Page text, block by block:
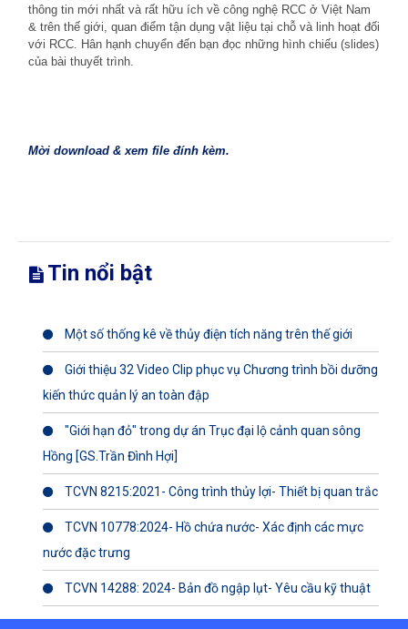
thông tin mới nhất và rất hữu ích về công nghệ RCC ở Việt Nam
& trên thế giới, quan điểm tận dụng vật liệu tại chỗ và linh hoạt đối
với RCC. Hân hạnh chuyển đến bạn đọc những hình chiếu (slides)
của bài thuyết trình.
Mời download & xem file đính kèm.
Tin nổi bật
Một số thống kê về thủy điện tích năng trên thế giới
Giới thiệu 32 Video Clip phục vụ Chương trình bồi dưỡng
kiến thức quản lý an toàn đập
"Giới hạn đỏ" trong dự án Trục đại lộ cảnh quan sông
Hồng [GS.Trần Đình Hợi]
TCVN 8215:2021- Công trình thủy lợi- Thiết bị quan trắc
TCVN 10778:2024- Hồ chứa nước- Xác định các mực
nước đặc trưng
TCVN 14288: 2024- Bản đồ ngập lụt- Yêu cầu kỹ thuật